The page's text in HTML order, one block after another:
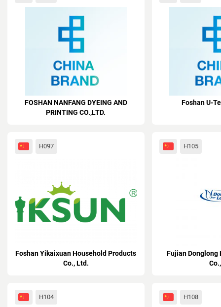
FOSHAN NANFANG DYEING AND
PRINTING CO.,LTD.
Foshan U-
H097
Foshan Yikaixuan Household Products
Co., Ltd.
H105
Fujian Donglong
H104 H108